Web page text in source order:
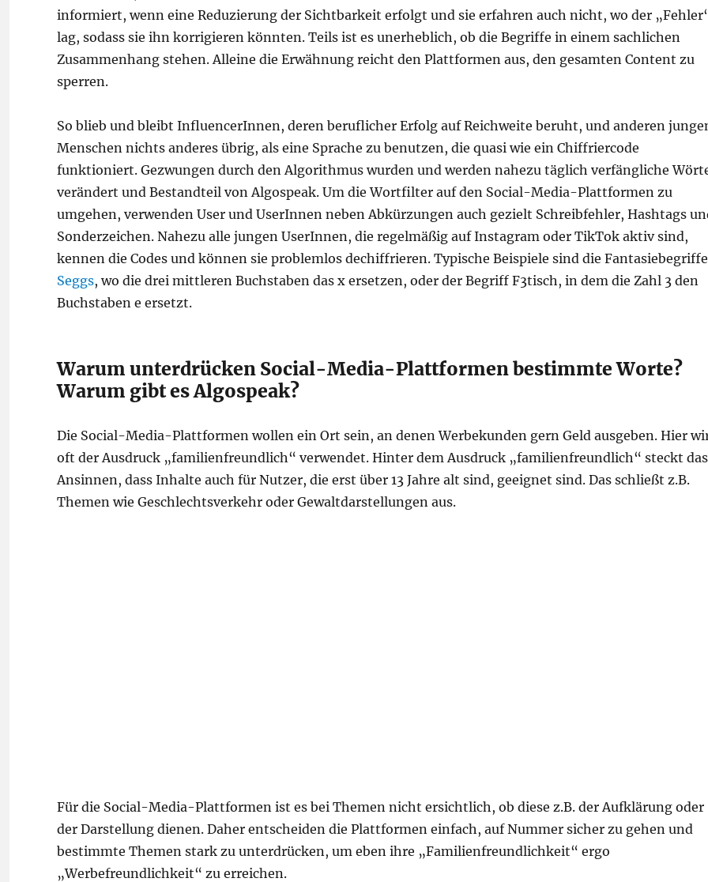
informiert, wenn eine Reduzierung der Sichtbarkeit erfolgt und sie erfahren auch nicht, wo der
lag, sodass sie ihn korrigieren könnten. Teils ist es unerheblich, ob die Begriffe in einem sachlichen
Zusammenhang stehen. Alleine die Erwähnung reicht den Plattformen aus, den gesamten Content zu
sperren.
So blieb und bleibt InfluencerInnen, deren beruflicher Erfolg auf Reichweite beruht, und anderen
Menschen nichts anderes übrig, als eine Sprache zu benutzen, die quasi wie ein Chiffriercode
funktioniert. Gezwungen durch den Algorithmus wurden und werden nahezu täglich verfängliche
verändert und Bestandteil von Algospeak. Um die Wortfilter auf den Social-Media-Plattformen zu
umgehen, verwenden User und UserInnen neben Abkürzungen auch gezielt Schreibfehler, Hashtags
Sonderzeichen. Nahezu alle jungen UserInnen, die regelmäßig auf Instagram oder TikTok aktiv sind,
kennen die Codes und können sie problemlos dechiffrieren. Typische Beispiele sind die Fantasiebegriffe
Seggs, wo die drei mittleren Buchstaben das x ersetzen, oder der Begriff F3tisch, in dem die Zahl 3 den
Buchstaben e ersetzt.
Warum unterdrücken Social-Media-Plattformen bestimmte Worte?
Warum gibt es Algospeak?
Die Social-Media-Plattformen wollen ein Ort sein, an denen Werbekunden gern Geld ausgeben. Hier
oft der Ausdruck „familienfreundlich“ verwendet. Hinter dem Ausdruck „familienfreundlich“ steckt das
Ansinnen, dass Inhalte auch für Nutzer, die erst über 13 Jahre alt sind, geeignet sind. Das schließt z.B.
Themen wie Geschlechtsverkehr oder Gewaltdarstellungen aus.
Für die Social-Media-Plattformen ist es bei Themen nicht ersichtlich, ob diese z.B. der Aufklärung oder
der Darstellung dienen. Daher entscheiden die Plattformen einfach, auf Nummer sicher zu gehen und
bestimmte Themen stark zu unterdrücken, um eben ihre „Familienfreundlichkeit“ ergo
„Werbefreundlichkeit“ zu erreichen.